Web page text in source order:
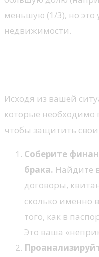
меньшую (1/3), но это
недвижимости.
Исходя из вашей
которые необходимо
чтобы защитить
Соберите
брака. Найдите
договоры,
сколько именно
того, как в
Это ваша